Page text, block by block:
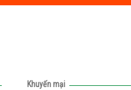
Khuyến mại